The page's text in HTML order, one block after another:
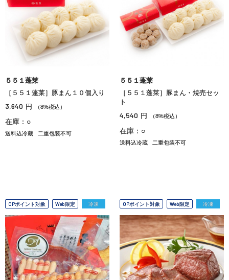
５５１蓬莱
［５５１蓬莱］豚まん１０個入り
3,640 円 （8%税込）
在庫：○
送料込冷蔵 二重包装不可
５５１蓬莱
［５５１蓬莱］豚まん・焼売セッ
ト
4,540 円 （8%税込）
在庫：○
送料込冷蔵 二重包装不可
OPポイント対象 Web限定 冷凍 OPポイント対象 Web限定 冷凍